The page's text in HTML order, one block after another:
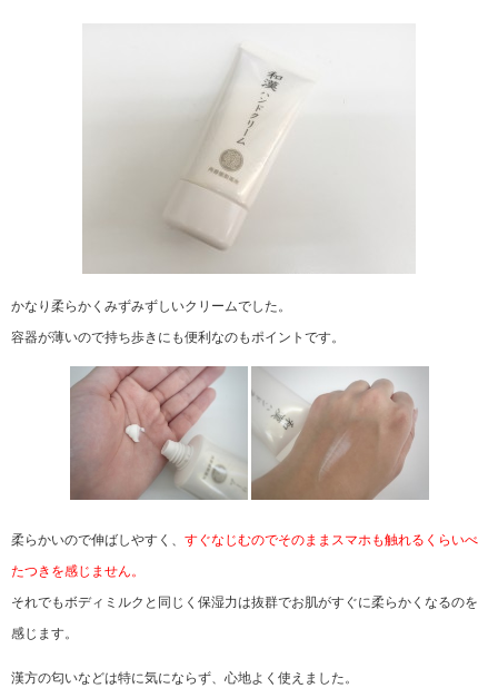
かなり柔らかくみずみずしいクリームでした。
容器が薄いので持ち歩きにも便利なのもポイントです。
柔らかいので伸ばしやすく、 すぐなじむのでそのままスマホも触れるくらいべ
たつきを感じません。
それでもボディミルクと同じく保湿力は抜群でお肌がすぐに柔らかくなるのを
感じます。
漢方の匂いなどは特に気にならず、心地よく使えました。